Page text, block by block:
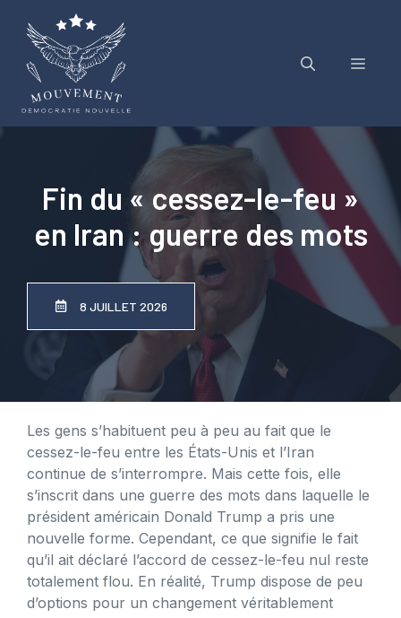
contenu
Menu
Fin du « cessez-le-feu »
en Iran : guerre des mots
8 JUILLET 2026
Les gens s’habituent peu à peu au fait que le
cessez-le-feu entre les États-Unis et l’Iran
continue de s’interrompre. Mais cette fois, elle
s’inscrit dans une guerre des mots dans laquelle le
président américain Donald Trump a pris une
nouvelle forme. Cependant, ce que signifie le fait
qu’il ait déclaré l’accord de cessez-le-feu nul reste
totalement flou. En réalité, Trump dispose de peu
d’options pour un changement véritablement